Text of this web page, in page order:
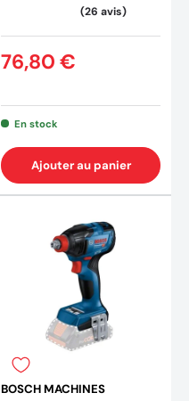
76,80 €
En stock
Ajouter au panier
BOSCH MACHINES